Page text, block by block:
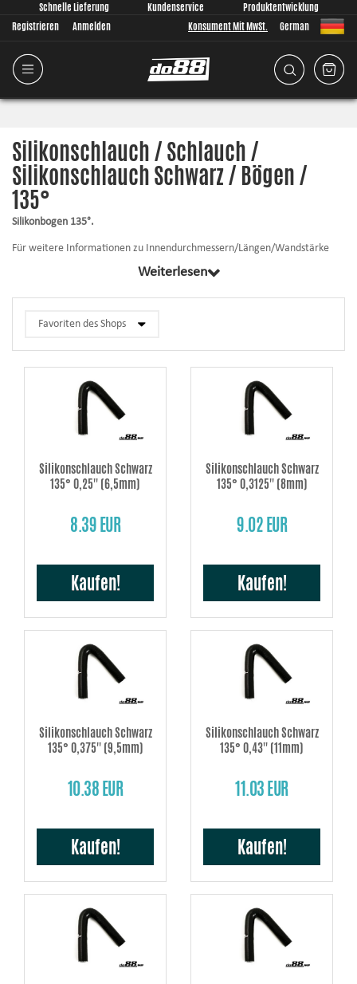
Schnelle Lieferung Kundenservice
Produktentwicklung
Registrieren
Anmelden Konsument Mit MwSt. German
Silikonschlauch / Schlauch /
Silikonschlauch Schwarz / Bögen /
135°
Silikonbogen 135°.
Für weitere Informationen zu Innendurchmessern/Längen/Wandstärke
usw. klicken Sie auf das entsprechende Produkt.
Weiterlesen
Silikonschlauch Schwarz
135° 0,25'' (6,5mm)
8.39 EUR
Kaufen!
Silikonschlauch Schwarz
135° 0,3125'' (8mm)
9.02 EUR
Kaufen!
Silikonschlauch Schwarz
135° 0,375'' (9,5mm)
10.38 EUR
Kaufen!
Silikonschlauch Schwarz
135° 0,43'' (11mm)
11.03 EUR
Kaufen!